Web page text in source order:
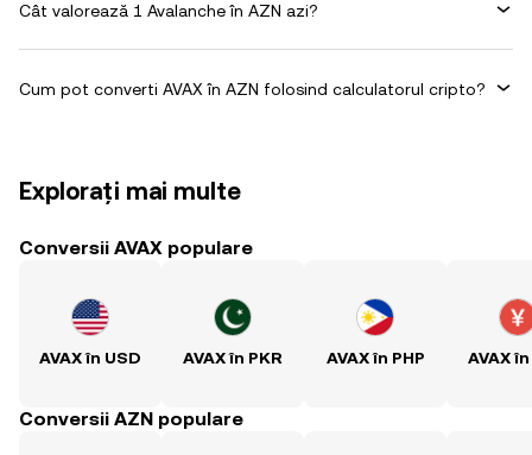
Cât valorează 1 Avalanche în AZN azi?
Cum pot converti AVAX în AZN folosind calculatorul cripto?
Explorați mai multe
Conversii AVAX populare
AVAX în USD AVAX în PKR AVAX în PHP AVAX
Conversii AZN populare